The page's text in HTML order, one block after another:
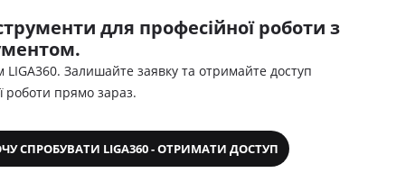
для професійної роботи з
LIGA360. Залишайте заявку та отримайте доступ
роботи прямо зараз.
СПРОБУВАТИ LIGA360 - ОТРИМАТИ ДОСТУП